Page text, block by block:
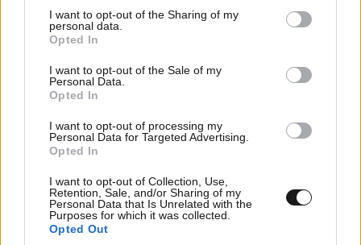
not limited to your visit or usage behaviour. You may click to
grant or deny consent to Google and its third-party tags to
use your data for below specified purposes in below Google
consent section.
I want to opt-out of the Sharing of my
personal data.
Opted In
I want to opt-out of the Sale of my
Personal Data.
Opted In
I want to opt-out of processing my
Personal Data for Targeted Advertising.
Opted In
I want to opt-out of Collection, Use,
Retention, Sale, and/or Sharing of my
Personal Data that Is Unrelated with the
Purposes for which it was collected.
Opted Out
πρόβλημα υγείας